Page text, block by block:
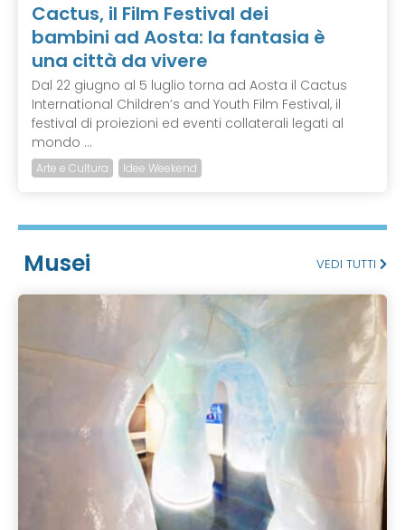
Cactus, il Film Festival dei
bambini ad Aosta: la fantasia è
una città da vivere
Dal 22 giugno al 5 luglio torna ad Aosta il Cactus
International Children’s and Youth Film Festival, il
festival di proiezioni ed eventi collaterali legati al
mondo ...
Arte e Cultura Idee Weekend
Musei VEDI TUTTI